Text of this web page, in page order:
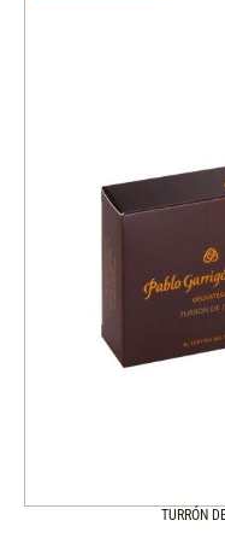
TURRÓN